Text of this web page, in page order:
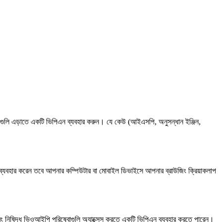
এড়াতে একটি ভিপিএন ব্যবহার করুন। যে কেউ (আইএসপি, অনুসন্ধান ইঞ্জিন,
করেন তবে আপনার কম্পিউটার বা মোবাইল ডিভাইসে আপনার ব্রাউজিং ক্রিয়াকলাপ
ভিওআইপি পরিষেবাগুলি অ্যাক্সেস করতে একটি ভিপিএন ব্যবহার করতে পারেন।